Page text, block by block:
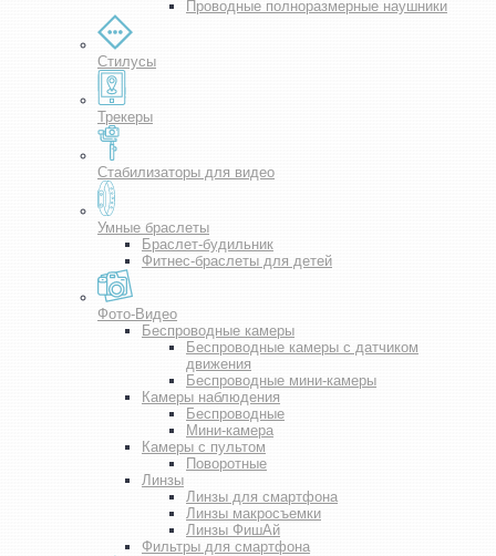
Проводные полноразмерные наушники
Стилусы
Трекеры
Стабилизаторы для видео
Умные браслеты
Браслет-будильник
Фитнес-браслеты для детей
Фото-Видео
Беспроводные камеры
Беспроводные камеры с датчиком
движения
Беспроводные мини-камеры
Камеры наблюдения
Беспроводные
Мини-камера
Камеры с пультом
Поворотные
Линзы
Линзы для смартфона
Линзы макросъемки
Линзы ФишАй
Фильтры для смартфона